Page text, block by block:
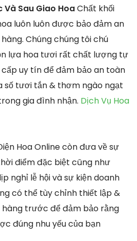
Và Sau Giao HoaChất khối
luôn luôn được bảo đảm an
Chúng chúng tôi chú
lựa hoa tươi rất chất lượng tự
uy tín để đảm bảo an toàn
số tươi tắn & thơm ngào ngạt
gia đình nhận. Dịch Vụ Hoa
Hoa Online còn đưa về sự
điểm đặc biệt cũng như
nghỉ lễ hội và sự kiện doanh
có thể tùy chỉnh thiết lập &
trước để đảm bảo rằng
đúng nhu yếu của bạn